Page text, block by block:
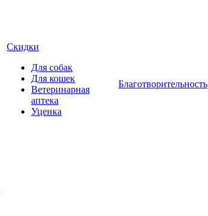
Скидки
Для собак
Для кошек
Ветеринарная
аптека
Уценка
Благотворительность